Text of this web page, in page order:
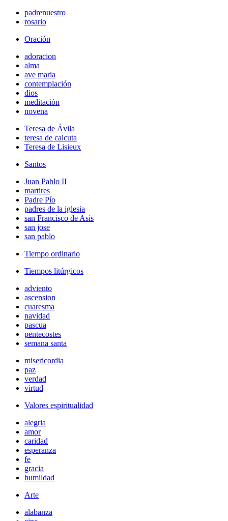
padrenuestro
rosario
Oración
adoracion
alma
ave maria
contemplación
dios
meditación
novena
Teresa de Ávila
teresa de calcuta
Teresa de Lisieux
Santos
Juan Pablo II
martires
Padre Pío
padres de la iglesia
san Francisco de Asís
san jose
san pablo
Tiempo ordinario
Tiempos litúrgicos
adviento
ascension
cuaresma
navidad
pascua
pentecostes
semana santa
misericordia
paz
verdad
virtud
Valores espiritualidad
alegria
amor
caridad
esperanza
fe
gracia
humildad
Arte
alabanza